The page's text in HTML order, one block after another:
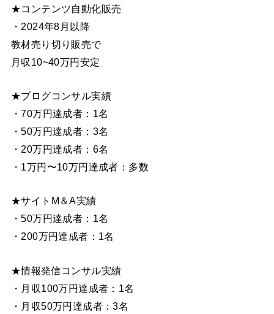
★コンテンツ自動化販売
・2024年8月以降
教材売り切り販売で
月収10~40万円安定
★ブログコンサル実績
・70万円達成者：1名
・50万円達成者：3名
・20万円達成者：6名
・1万円〜10万円達成者：多数
★サイトM＆A実績
・50万円達成者：1名
・200万円達成者：1名
★情報発信コンサル実績
・月収100万円達成者：1名
・月収50万円達成者：3名